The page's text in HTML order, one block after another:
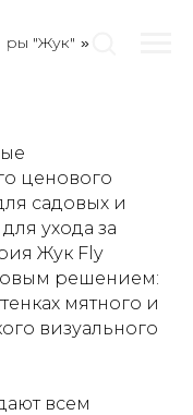
"Жук" »
ценового
садовых и
ухода за
Жук Fly
решением:
мятного и
визуального
всем